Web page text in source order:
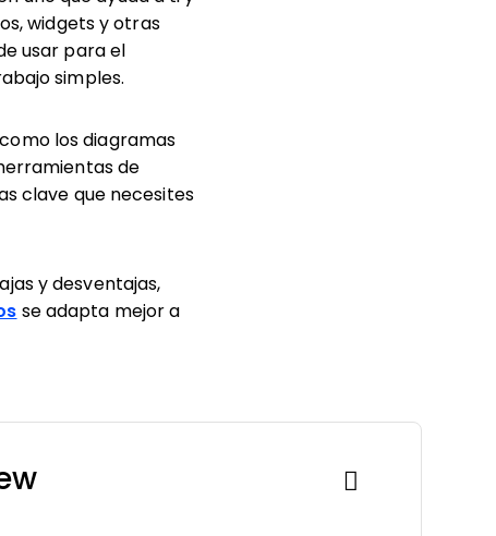
widgets y otras
usar para el
simples.
los diagramas
de
clave que necesites
y desventajas,
se adapta mejor a